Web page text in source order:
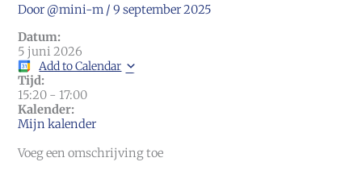
Door @mini-m /9 september 2025
Datum:
5 juni 2026
Add to Calendar
Tijd:
15:20 - 17:00
Kalender:
Mijn kalender
Voeg een omschrijving toe